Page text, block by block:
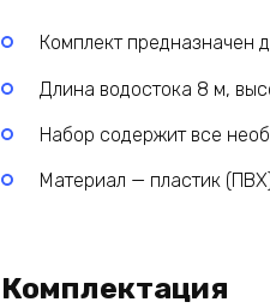
Комплект предназначен
Длина водостока 8 м,
Набор содержит все
Материал — пластик
Комплектация